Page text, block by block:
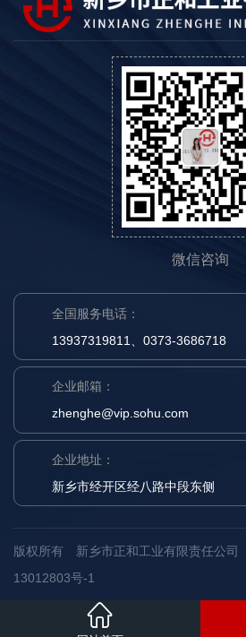
微信咨询
全国服务电话：
13937319811、0373-3686718
企业邮箱：
zhenghe@vip.sohu.com
企业地址：
新乡市经开区经八路中段东侧
版权所有 新乡市正和工业有限责任公司
13012803号-1